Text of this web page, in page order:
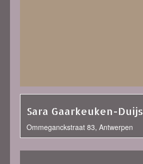
Sara Gaarkeuken-Duijs
Ommeganckstraat 83, Antwerpen